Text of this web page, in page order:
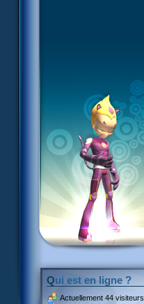
Qui est en ligne ?
Actuellement 44 visiteurs